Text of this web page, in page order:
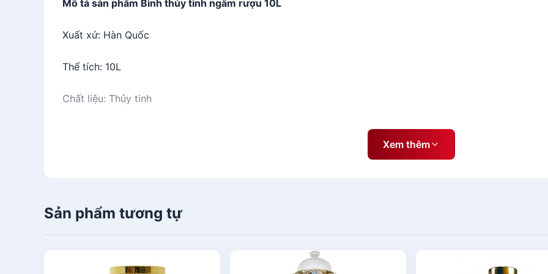
Mô tả sản phẩm Bình thủy tinh ngâm rượu 10L
Xuất xứ: Hàn Quốc
Thể tích: 10L
Chất liệu: Thủy tinh
có rất nhiều chủng loại và mẫu mã khác nhau như: tròn, dài, vuông,
Sản phẩm có thiết kế độc đáo, từ bình dân cho đến sang trọng
Làm từthủy tinh cao cấp
mang đến hình ảnh vật ngâm chân thực, trong suốt , vật ngâm
Xem thêm
Sản phẩm tương tự